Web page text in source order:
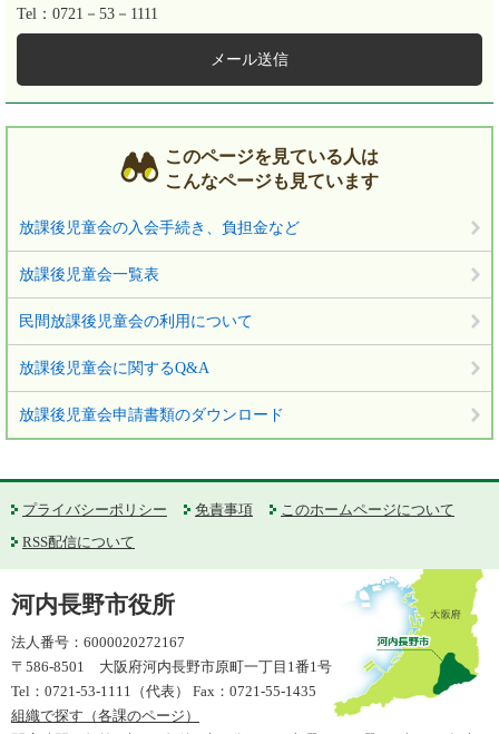
Tel：0721－53－1111
メール送信
このページを見ている人は
こんなページも見ています
放課後児童会の入会手続き、負担金など
放課後児童会一覧表
民間放課後児童会の利用について
放課後児童会に関するQ&A
放課後児童会申請書類のダウンロード
プライバシーポリシー 免責事項
このホームページについて
RSS配信について
河内長野市役所
法人番号：6000020272167
〒586-8501 大阪府河内長野市原町一丁目1番1号
Tel：0721-53-1111（代表） Fax：0721-55-1435
組織で探す（各課のページ）